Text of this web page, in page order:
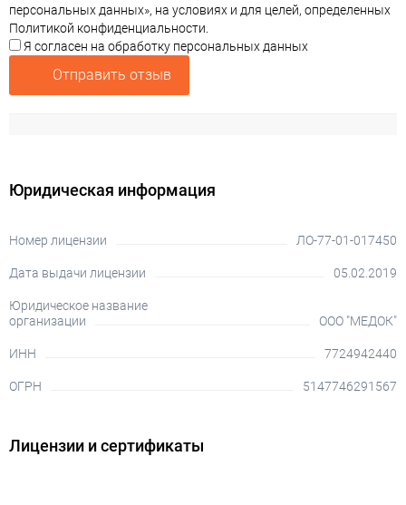
персональных данных», на условиях и для целей, определенных
Политикой конфиденциальности.
Я согласен на обработку персональных данных
Отправить отзыв
Юридическая информация
Номер лицензии ЛО-77-01-017450
Дата выдачи лицензии 05.02.2019
Юридическое название
организации
ООО "МЕДОК"
ИНН 7724942440
ОГРН 5147746291567
Лицензии и сертификаты